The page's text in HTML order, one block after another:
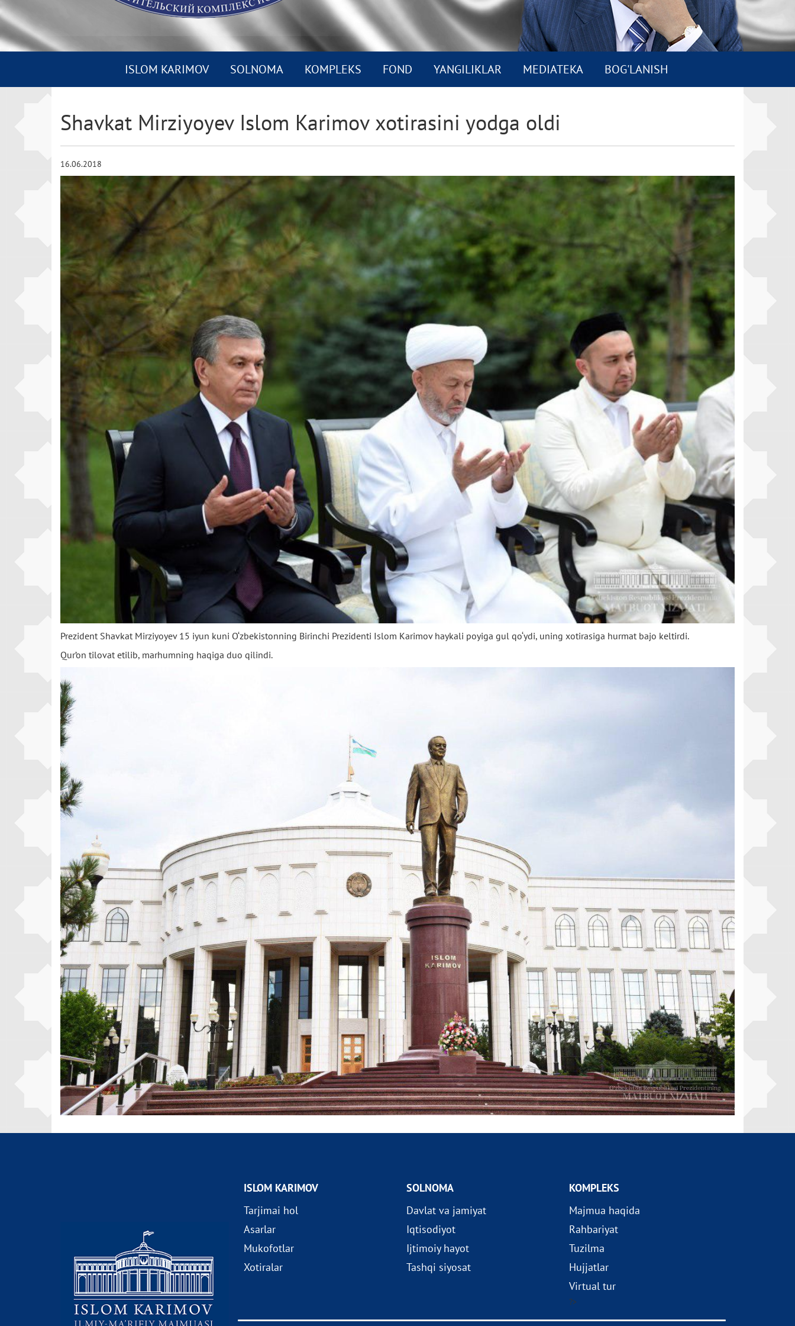
ISLOM KARIMOV SOLNOMA KOMPLEKS FOND YANGILIKLAR MEDIATEKA BOG'LANISH
Shavkat Mirziyoyev Islom Karimov xotirasini yodga oldi
16.06.2018
Prezident Shavkat Mirziyoyev 15 iyun kuni O‘zbekistonning Birinchi Prezidenti Islom Karimov haykali poyiga gul qo‘ydi, uning xotirasiga hurmat bajo keltirdi.
Qur’on tilovat etilib, marhumning haqiga duo qilindi.
ISLOM KARIMOV
Tarjimai hol
Asarlar
Mukofotlar
Xotiralar
SOLNOMA
Davlat va jamiyat
Iqtisodiyot
Ijtimoiy hayot
Tashqi siyosat
KOMPLEKS
Majmua haqida
Rahbariyat
Tuzilma
Hujjatlar
Virtual tur
?>